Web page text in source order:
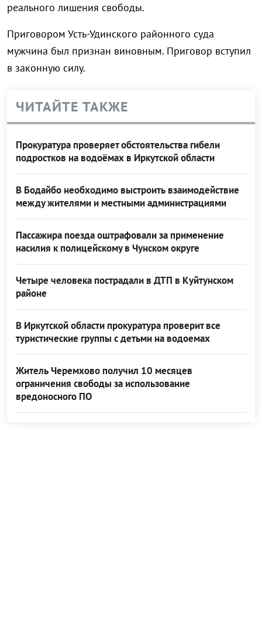
реального лишения свободы.
Приговором Усть-Удинского районного суда
мужчина был признан виновным. Приговор вступил
в законную силу.
ЧИТАЙТЕ ТАКЖЕ
Прокуратура проверяет обстоятельства гибели
подростков на водоёмах в Иркутской области
В Бодайбо необходимо выстроить взаимодействие
между жителями и местными администрациями
Пассажира поезда оштрафовали за применение
насилия к полицейскому в Чунском округе
Четыре человека пострадали в ДТП в Куйтунском
районе
В Иркутской области прокуратура проверит все
туристические группы с детьми на водоемах
Житель Черемхово получил 10 месяцев
ограничения свободы за использование
вредоносного ПО